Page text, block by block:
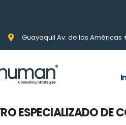
Guayaquil Av. de las Américas
ESPECIALIZADO DE